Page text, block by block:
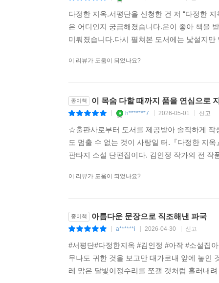
다정한 지옥.서평단을 신청한 건 저 “다정한
은 어디인지 궁금해졌습니다.운이 좋아 책을
미뤄졌습니다.다시 펼쳐본 도서에는 낯설지
이 리뷰가 도움이 되었나요?
종이책 이 목숨 다할 때까지 품을 연심으로
h*******7 2026-05-01 신고
☆출판사로부터 도서를 제공받아 솔직하게 작
도 멈출 수 없는 것이 사랑일 터.『다정한 지
판타지 소설 단편집이다. 김인정 작가의 전
이 리뷰가 도움이 되었나요?
종이책 아름다운 문장으로 직조해낸 파국
a******i 2026-04-30 신고
#서평단#다정한지옥 #김인정 #아작 #소설집
무나도 귀한 것을 보고만 대가로내 앞에 놓인
레 맑은 달빛이정수리를 쪼갤 것처럼 흘러내